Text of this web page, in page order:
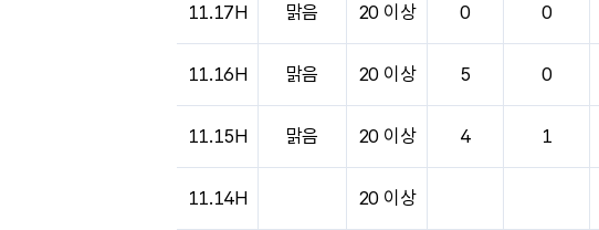
11.17H 맑음 20 이상 0 0
11.16H 맑음 20 이상 5 0
11.15H 맑음 20 이상 4 1
11.14H 20 이상